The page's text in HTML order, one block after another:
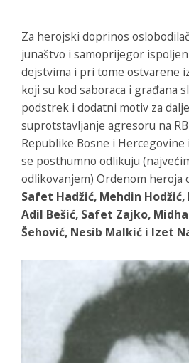
Za herojski doprinos
junaštvo i samoprijegor
dejstvima i pri tome ostvarene
koji su kod saboraca i građana
podstrek i dodatni motiv za
suprotstavljanje agresoru na
Republike Bosne i Hercegovine
se posthumno odlikuju
odlikovanjem) Ordenom heroja
Safet Hadžić, Mehdin
Adil Bešić, Safet Zajko,
Šehović, Nesib Malkić i Izet